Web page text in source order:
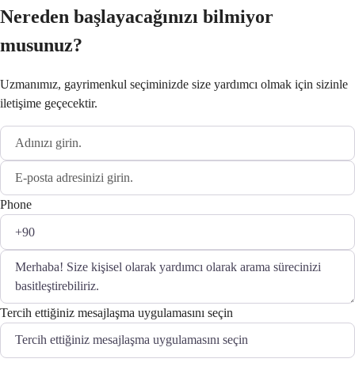
Nereden başlayacağınızı bilmiyor
musunuz?
Uzmanımız, gayrimenkul seçiminizde size yardımcı olmak için sizinle
iletişime geçecektir.
Phone
Tercih ettiğiniz mesajlaşma uygulamasını seçin